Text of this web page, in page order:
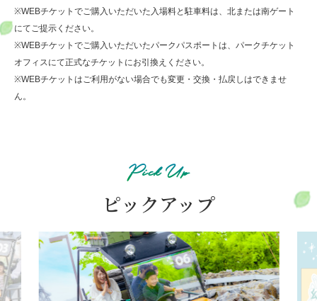
※WEBチケットでご購入いただいた入場料と駐車料は、北または南ゲート
にてご提示ください。
※WEBチケットでご購入いただいたパークパスポートは、パークチケット
オフィスにて正式なチケットにお引換えください。
※WEBチケットはご利用がない場合でも変更・交換・払戻しはできませ
ん。
Pick Up
ピックアップ